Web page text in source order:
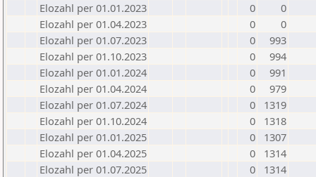
Elozahl per 01.01.2023
0
0
Elozahl per 01.04.2023
0
0
Elozahl per 01.07.2023
0
993
Elozahl per 01.10.2023
0
994
Elozahl per 01.01.2024
0
991
Elozahl per 01.04.2024
0
979
Elozahl per 01.07.2024
0
1319
Elozahl per 01.10.2024
0
1318
Elozahl per 01.01.2025
0
1307
Elozahl per 01.04.2025
0
1314
Elozahl per 01.07.2025
0
1314